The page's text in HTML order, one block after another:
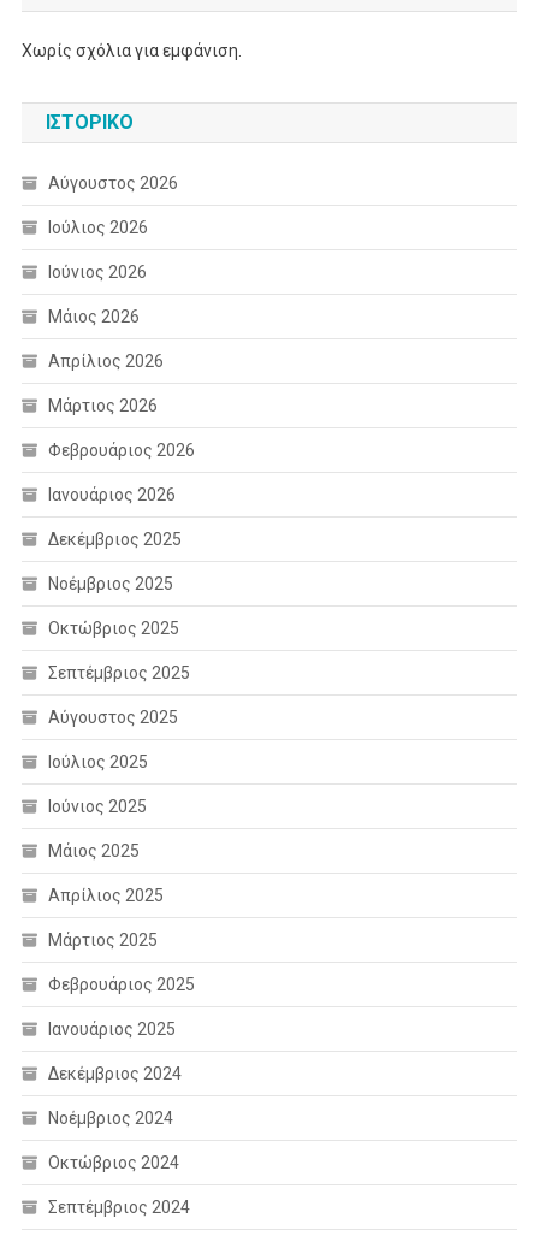
Χωρίς σχόλια για εμφάνιση.
ΙΣΤΟΡΙΚΌ
Αύγουστος 2026
Ιούλιος 2026
Ιούνιος 2026
Μάιος 2026
Απρίλιος 2026
Μάρτιος 2026
Φεβρουάριος 2026
Ιανουάριος 2026
Δεκέμβριος 2025
Νοέμβριος 2025
Οκτώβριος 2025
Σεπτέμβριος 2025
Αύγουστος 2025
Ιούλιος 2025
Ιούνιος 2025
Μάιος 2025
Απρίλιος 2025
Μάρτιος 2025
Φεβρουάριος 2025
Ιανουάριος 2025
Δεκέμβριος 2024
Νοέμβριος 2024
Οκτώβριος 2024
Σεπτέμβριος 2024